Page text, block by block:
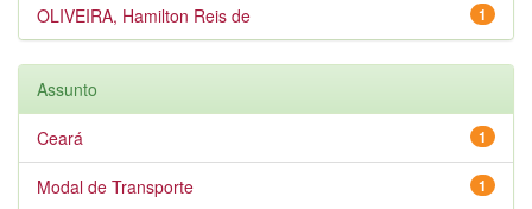
1
OLIVEIRA, Hamilton Reis de
Assunto
1
Ceará
1
Modal de Transporte